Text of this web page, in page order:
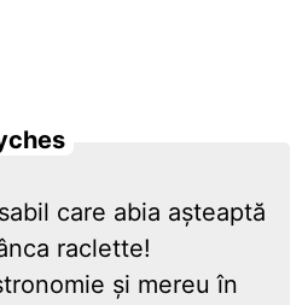
care abia așteaptă
raclette!
și mereu în